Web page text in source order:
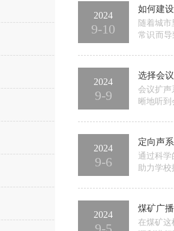
2024
9-10
如何建
随着城
常识而
讲系统就
2024
9-9
选择会
会议扩声
晰地听
积，采用
2024
9-6
定向声
通过科学
助力学
教学活动
2024
煤矿广
在煤矿这